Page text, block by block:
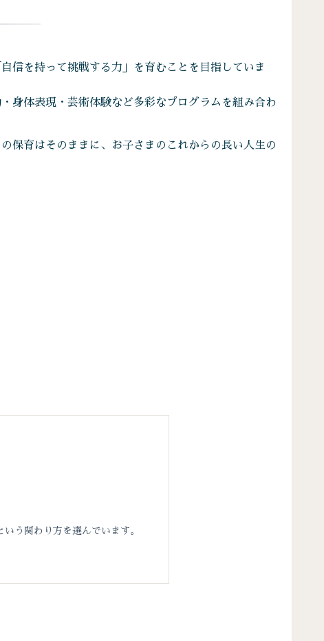
信を持って挑戦する力」を育むことを目指していま
身体表現・芸術体験など多彩なプログラムを組み合わ
保育はそのままに、お子さまのこれからの長い人生の
う関わり方を選んでいます。